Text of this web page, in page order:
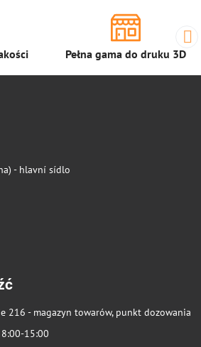
Pełna gama do druku 3D
- hlavní sídlo
216 - magazyn towarów, punkt dozowania
15:00